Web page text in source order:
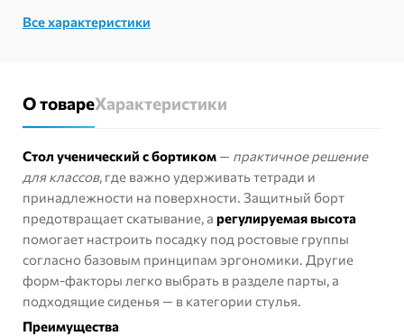
Все характеристики
О товареХарактеристики
Стол ученический с бортиком — практичное решение
для классов, где важно удерживать тетради и
принадлежности на поверхности. Защитный борт
предотвращает скатывание, а регулируемая высота
помогает настроить посадку под ростовые группы
согласно базовым принципам эргономики. Другие
форм-факторы легко выбрать в разделе парты, а
подходящие сиденья — в категории стулья.
Преимущества